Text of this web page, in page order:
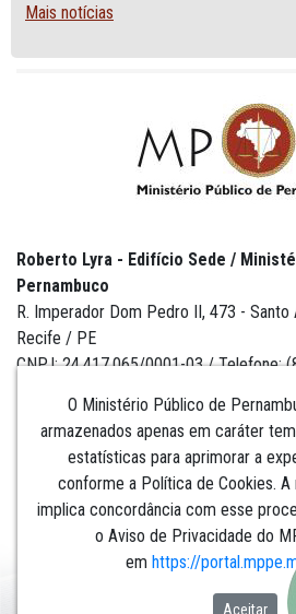
Mais notícias
O Ministério Público de
armazenados apenas em caráter
estatísticas para aprimorar a
conforme a Política de Cookies. A
implica concordância com esse
o Aviso de Privacidade do
em https://
Aceitar
Roberto Lyra - Edifício Sede /
Pernambuco
R. Imperador Dom Pedro II, 473 - Santo
Recife / PE
CNPJ: 24.417.065/0001-03 / Telefone:
Institucional
Comunicação